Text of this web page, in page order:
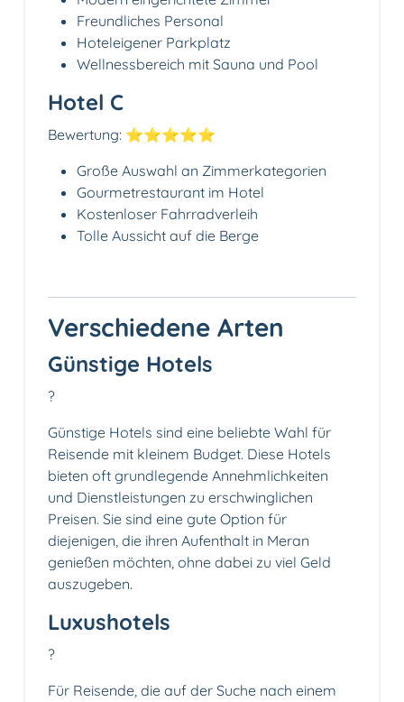
Freundliches Personal
Hoteleigener Parkplatz
Wellnessbereich mit Sauna und Pool
Hotel C
Bewertung: ⭐⭐⭐⭐⭐
Große Auswahl an Zimmerkategorien
Gourmetrestaurant im Hotel
Kostenloser Fahrradverleih
Tolle Aussicht auf die Berge
Verschiedene Arten
Günstige Hotels
?
Günstige Hotels sind eine beliebte Wahl für
Reisende mit kleinem Budget. Diese Hotels
bieten oft grundlegende Annehmlichkeiten
und Dienstleistungen zu erschwinglichen
Preisen. Sie sind eine gute Option für
diejenigen, die ihren Aufenthalt in Meran
genießen möchten, ohne dabei zu viel Geld
auszugeben.
Luxushotels
?
Für Reisende, die auf der Suche nach einem